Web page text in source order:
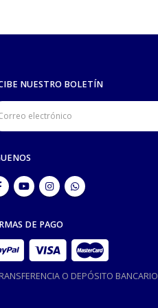
NUESTRO BOLETÍN
DE PAGO
O DEPÓSITO BANCARIO